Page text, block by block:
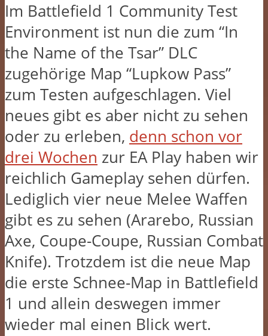
Im Battlefield 1 Community Test
Environment ist nun die zum “In
the Name of the Tsar” DLC
zugehörige Map “Lupkow Pass”
zum Testen aufgeschlagen. Viel
neues gibt es aber nicht zu sehen
oder zu erleben, denn schon vor
drei Wochen zur EA Play haben wir
reichlich Gameplay sehen dürfen.
Lediglich vier neue Melee Waffen
gibt es zu sehen (Ararebo, Russian
Axe, Coupe-Coupe, Russian Combat
Knife). Trotzdem ist die neue Map
die erste Schnee-Map in Battlefield
1 und allein deswegen immer
wieder mal einen Blick wert.